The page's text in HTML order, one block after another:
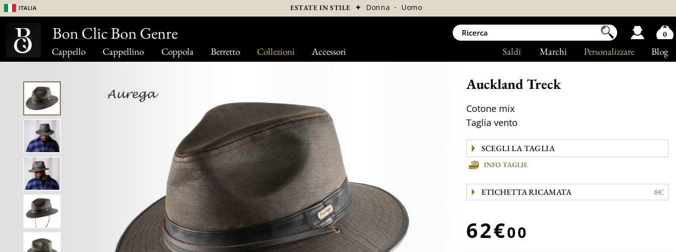
Cappello Cappellino Coppola Berretto Collezioni Accessori Blog
Personalizzare
Marchi
Saldi
Italia ESTATE IN STILE ✦ Donna · Uomo
Auckland Treck
Cotone mix
Taglia vento
INFO TAGLIE
ETICHETTA RICAMATA 8€
62€00
Bon Clic Bon Genre 0